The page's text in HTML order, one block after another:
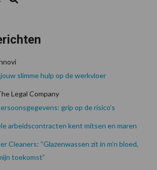
slimme hulp op de werkvloer
Legal Company
grip op de risico’s
arbeidscontracten kent mitsen en maren
Cleaners: “Glazenwassen zit in m’n bloed,
toekomst”